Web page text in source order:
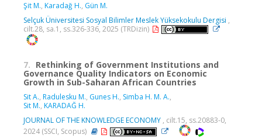
Şit M., Karadağ H., Gün M.
Selçuk Üniversitesi Sosyal Bilimler Meslek Yüksekokulu Dergisi ,
cilt.28, sa.1, ss.326-336, 2025 (TRDizin)
7. Rethinking of Government Institutions and
Governance Quality Indicators on Economic
Growth in Sub-Saharan African Countries
Sit A., Radulesku M., Gunes H., Simba H. M. A.,
Sit M., KARADAĞ H.
JOURNAL OF THE KNOWLEDGE ECONOMY , cilt.15, ss.20883-0,
2024 (SSCI, Scopus)